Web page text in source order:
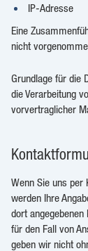
IP-Adresse
Eine
nicht
Grundlage für die
die Verarbeitung
vorvertraglicher
Wenn Sie uns per
werden Ihre
dort
für den Fall von
geben wir nicht